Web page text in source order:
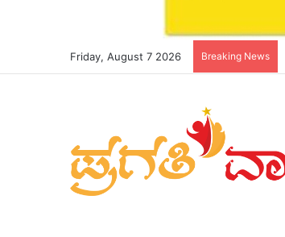
Friday, August 7 2026 Breaking News